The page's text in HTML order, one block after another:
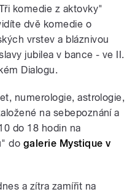
komedie z aktovky"
dvě komedie o
vrstev a bláznivou
jubilea v bance - ve II.
Dialogu.
numerologie, astrologie,
na sebepoznání a
do 18 hodin na
do galerie Mystique v
a zítra zamířit na